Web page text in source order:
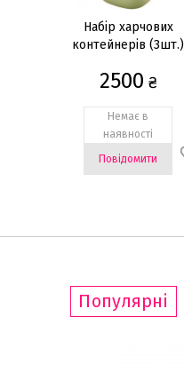
Набір харчових
контейнерів (3шт.)
2500 ₴
Немає в
наявності
Повідомити
Популярні